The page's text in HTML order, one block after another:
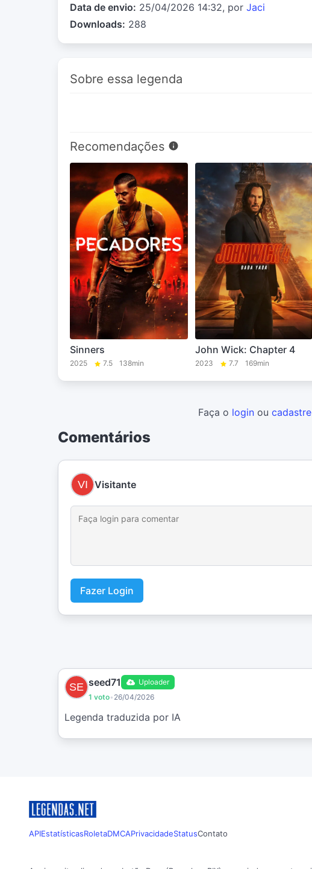
Data de envio: 25/04/2026 14:32, por Jaci
Downloads: 288
Sobre essa legenda
Recomendações
Sinners
2025 7.5 138min
John Wick: Chapter 4
2023 7.7 169min
Faça o login ou
Comentários
Visitante
Fazer Login
seed71
Uploader
1 voto• 26/04/2026
Legenda traduzida por IA
APIEstatísticasRoletaDMCAPrivacidadeStatusContato